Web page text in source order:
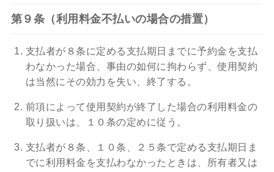
第９条（利用料金不払いの場合の措置）
支払者が８条に定める支払期日までに予約金を支払
わなかった場合、事由の如何に拘わらず、使用契約
は当然にその効力を失い、終了する。
前項によって使用契約が終了した場合の利用料金の
取り扱いは、１０条の定めに従う。
支払者が８条、１０条、２５条で定める支払期日ま
でに利用料金を支払わなかったときは、所有者又は